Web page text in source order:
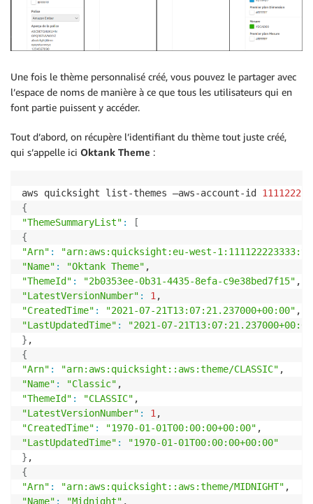
Une fois le thème personnalisé créé, vous pouvez le partager avec
l’espace de noms de manière à ce que tous les utilisateurs qui en
font partie puissent y accéder.
Tout d’abord, on récupère l’identifiant du thème tout juste créé,
qui s’appelle ici Oktank Theme :
aws quicksight list-themes —aws-account-id
{
"ThemeSummaryList" :
[
{
"Arn" :
"arn:aws:quicksight:eu-west-
"Name" : "Oktank Theme"
"ThemeId" : "2b0353ee-0b31-4435-8efa-c9e38bed7f15"
"LatestVersionNumber" : 1
"CreatedTime" : "2021-07-21T13:07:21.237000+00:00"
"LastUpdatedTime" :
"2021-07-
}
{
"Arn" : "arn:aws:quicksight::aws:theme/CLASSIC"
"Name" : "Classic"
"ThemeId" : "CLASSIC"
"LatestVersionNumber" : 1
"CreatedTime" : "1970-01-01T00:00:00+00:00"
"LastUpdatedTime" :
"1970-01-01T00:00:00+00:00"
}
{
"Arn" : "arn:aws:quicksight::aws:theme/MIDNIGHT"
"Name" : "Midnight"